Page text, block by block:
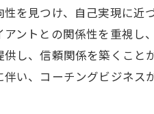
を見つけ、自己実現に近
ントとの関係性を重視し
し、信頼関係を築くこと
い、コーチングビジネス